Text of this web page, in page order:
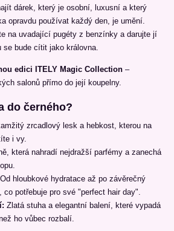
dárek, který je osobní, luxusní a který
opravdu používat každý den, je umění.
na uvadající pugéty z benzínky a darujte jí
bude cítit jako královna.
edici ITELY Magic Collection –
salonů přímo do její koupelny.
do černého?
zrcadlový lesk a hebkost, kterou na
i vy.
která nahradí nejdražší parfémy a zanechá
Od hloubkové hydratace až po závěrečný
potřebuje pro své "perfect hair day".
Zlatá stuha a elegantní balení, které vypadá
ho vůbec rozbalí.